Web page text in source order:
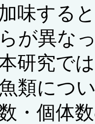
味する
が異な
研究で
類につ
・個体